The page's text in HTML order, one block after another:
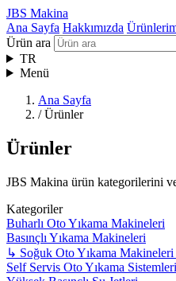
JBS Makina
Ana Sayfa Hakkımızda
Ürün ara
TR
Menü
Ana Sayfa
/ Ürünler
Ürünler
JBS Makina ürün kategorilerini
Kategoriler
Buharlı Oto Yıkama Makineleri
Basınçlı Yıkama Makineleri
↳ Soğuk Oto Yıkama Makineleri
Self Servis Oto Yıkama Sistemleri